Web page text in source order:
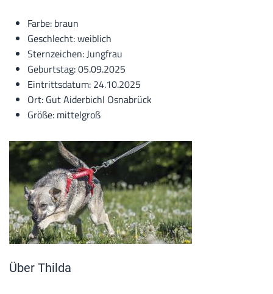
Farbe: braun
Geschlecht:weiblich
Sternzeichen:Jungfrau
Geburtstag:05.09.2025
Eintrittsdatum: 24.10.2025
Ort: Gut Aiderbichl Osnabrück
Größe: mittelgroß
Über Thilda